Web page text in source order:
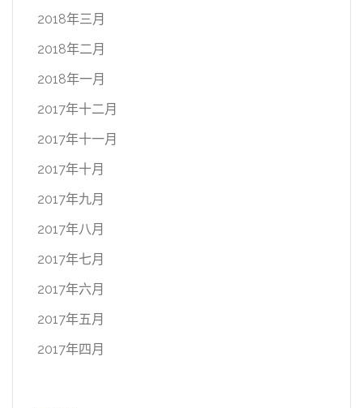
2018年三月
2018年二月
2018年一月
2017年十二月
2017年十一月
2017年十月
2017年九月
2017年八月
2017年七月
2017年六月
2017年五月
2017年四月